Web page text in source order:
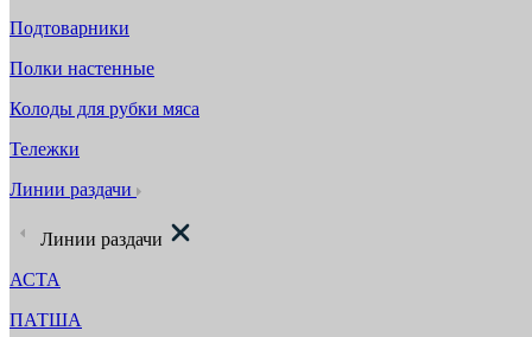
Подтоварники
Полки настенные
Колоды для рубки мяса
Тележки
Линии раздачи
Линии раздачи
АСТА
ПАТША